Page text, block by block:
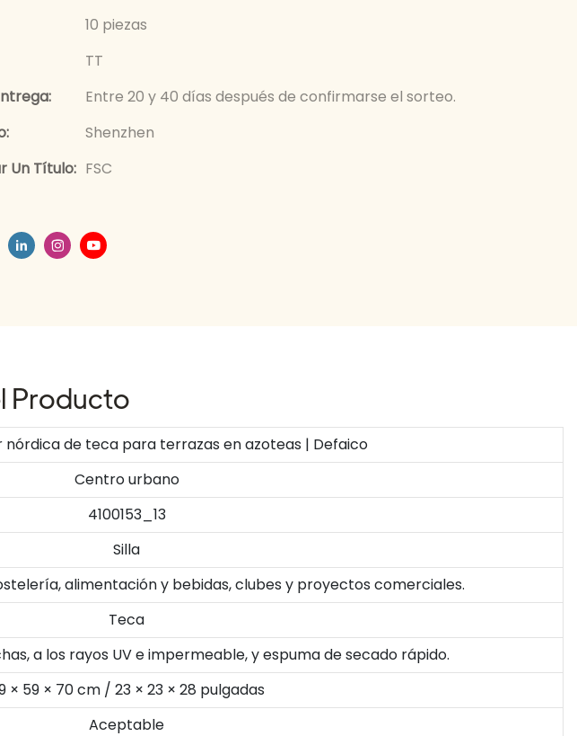
10 piezas
TT
Entre 20 y 40 días después de confirmarse el sorteo.
Shenzhen
Un Título: FSC
Producto
nórdica de teca para terrazas en azoteas | Defaico
Centro urbano
4100153_13
Silla
alimentación y bebidas, clubes y proyectos comerciales.
Teca
a los rayos UV e impermeable, y espuma de secado rápido.
× 59 × 70 cm / 23 × 23 × 28 pulgadas
Aceptable